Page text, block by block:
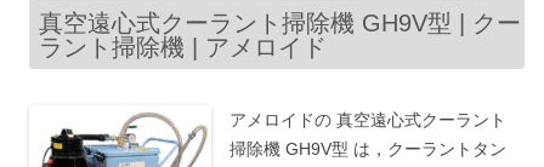
真空遠心式クーラント掃除機 GH9V型 | クー
ラント掃除機 | アメロイド
アメロイドの 真空遠心式クーラント
掃除機 GH9V型 は，クーラントタン